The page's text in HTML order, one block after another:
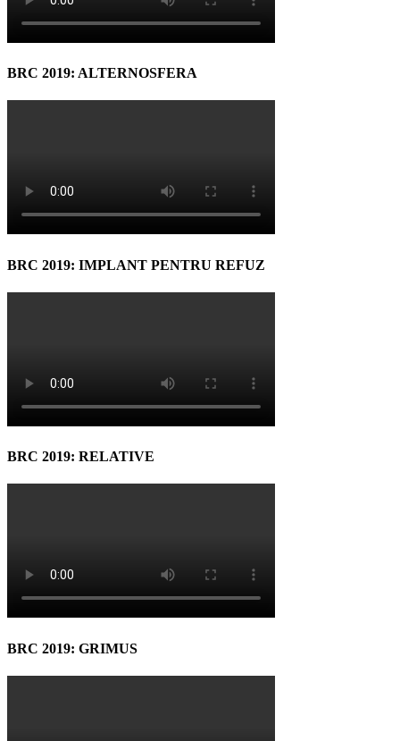
BRC 2019: ALTERNOSFERA
BRC 2019: IMPLANT PENTRU REFUZ
BRC 2019: RELATIVE
BRC 2019: GRIMUS